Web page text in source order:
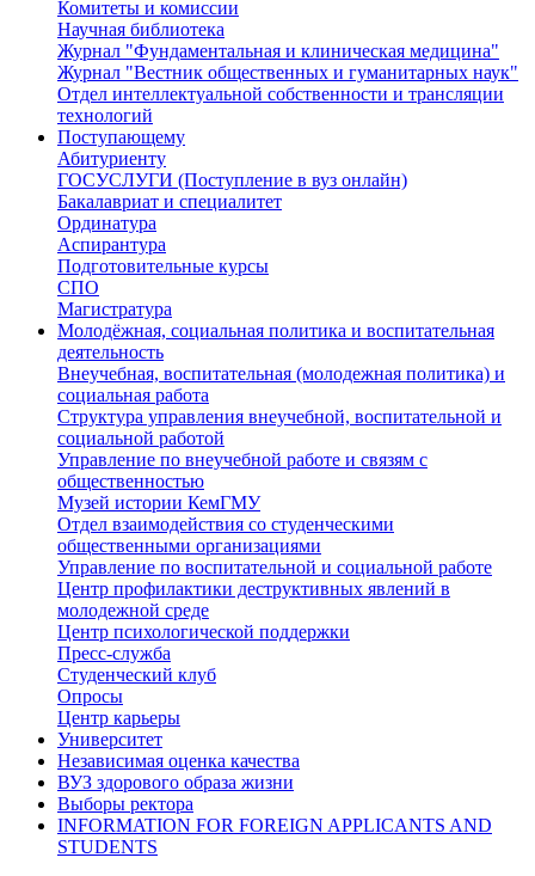
Комитеты и комиссии
Научная библиотека
Журнал "Фундаментальная и клиническая медицина"
Журнал "Вестник общественных и гуманитарных наук"
Отдел интеллектуальной собственности и трансляции
технологий
Поступающему
Абитуриенту
ГОСУСЛУГИ (Поступление в вуз онлайн)
Бакалавриат и специалитет
Ординатура
Аспирантура
Подготовительные курсы
СПО
Магистратура
Молодёжная, социальная политика и воспитательная
деятельность
Внеучебная, воспитательная (молодежная политика) и
социальная работа
Структура управления внеучебной, воспитательной и
социальной работой
Управление по внеучебной работе и связям с
общественностью
Музей истории КемГМУ
Отдел взаимодействия со студенческими
общественными организациями
Управление по воспитательной и социальной работе
Центр профилактики деструктивных явлений в
молодежной среде
Центр психологической поддержки
Пресс-служба
Студенческий клуб
Опросы
Центр карьеры
Университет
Независимая оценка качества
ВУЗ здорового образа жизни
Выборы ректора
INFORMATION FOR FOREIGN APPLICANTS AND
STUDENTS